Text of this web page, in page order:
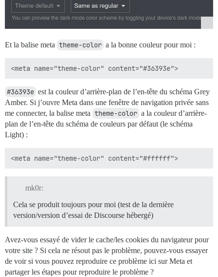
Et la balise meta theme-color a la bonne couleur pour moi :
#36393e est la couleur d’arrière-plan de l’en-tête du schéma Grey
Amber. Si j’ouvre Meta dans une fenêtre de navigation privée sans
me connecter, la balise meta theme-color a la couleur d’arrière-
plan de l’en-tête du schéma de couleurs par défaut (le schéma
Light) :
mk0r:
Cela se produit toujours pour moi (test de la dernière
version/version d’essai de Discourse hébergé)
Avez-vous essayé de vider le cache/les cookies du navigateur pour
votre site ? Si cela ne résout pas le problème, pouvez-vous essayer
de voir si vous pouvez reproduire ce problème ici sur Meta et
partager les étapes pour reproduire le problème ?